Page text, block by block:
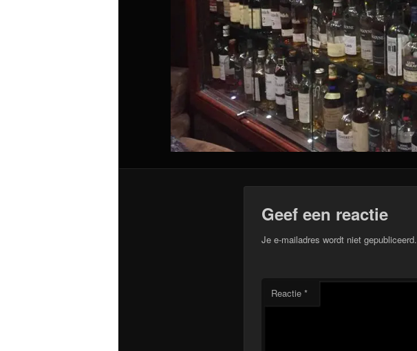
Geef een reactie
Je e-mailadres wordt niet gepubliceerd.
Reactie *